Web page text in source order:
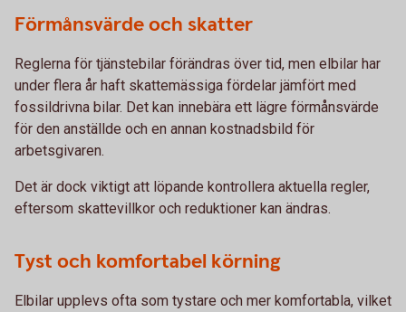
Förmånsvärde och skatter
Reglerna för tjänstebilar förändras över tid, men elbilar har
under flera år haft skattemässiga fördelar jämfört med
fossildrivna bilar. Det kan innebära ett lägre förmånsvärde
för den anställde och en annan kostnadsbild för
arbetsgivaren.
Det är dock viktigt att löpande kontrollera aktuella regler,
eftersom skattevillkor och reduktioner kan ändras.
Tyst och komfortabel körning
Elbilar upplevs ofta som tystare och mer komfortabla, vilket